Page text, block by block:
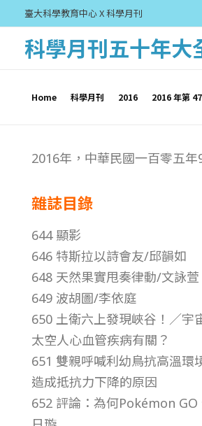
臺大科學教育中心 X 科學月刊
科學月刊五十年大
Home 科學月刊 2016 2016 年第
2
1
6
年
第
4
7
2016年，中華民國一百零五年
雜誌目錄
644 顯影
646 特斯拉以詩會友/邱韻如
648 天然果實甩奏律動/文詠萱
649 波胡圖/李依庭
650 土衛六上發現峽谷！／宇
太空人心血管疾病有關？
651 雙親呼喊利幼鳥抗高溫環
造成抵抗力下降的原因
652 評論：為何Pokémon